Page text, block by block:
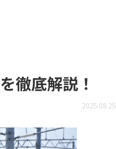
徹底解説！
2025.08.25